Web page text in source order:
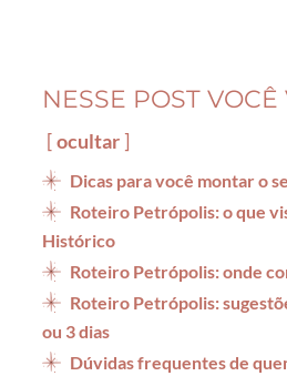
NESSE POST VOCÊ
ocultar
Dicas para você montar o
Roteiro Petrópolis: o que
Histórico
Roteiro Petrópolis: onde
Roteiro Petrópolis:
ou 3 dias
Dúvidas frequentes de